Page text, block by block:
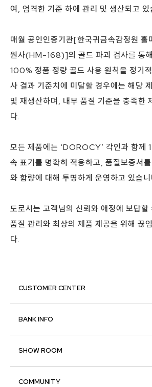
여, 엄격한 기준 하에 관리 및 생산되고 있
매월 공인인증기관[한국귀금속감정원 홀
원사(HM-168)]의 골드 파괴 검사를 통
100% 정품·정량 골드 사용 원칙을 정기
사 결과 기준치에 미달할 경우에는 해당
및 재생산하며, 내부 품질 기준을 충족한
다.
모든 제품에는 ‘DOROCY’ 각인과 함께
속 표기를 명확히 적용하고, 품질보증서
와 함량에 대해 투명하게 운영하고 있습니
도로시는 고객님의 신뢰와 애정에 보답할
품질 관리와 최상의 제품 제공을 위해 끊
다.
CUSTOMER CENTER
BANK INFO
SHOW ROOM
COMMUNITY